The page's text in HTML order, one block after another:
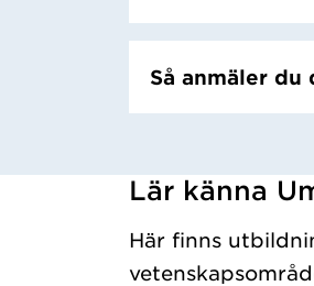
Så anmäler du
Har hämtat
Lär känna
Här finns